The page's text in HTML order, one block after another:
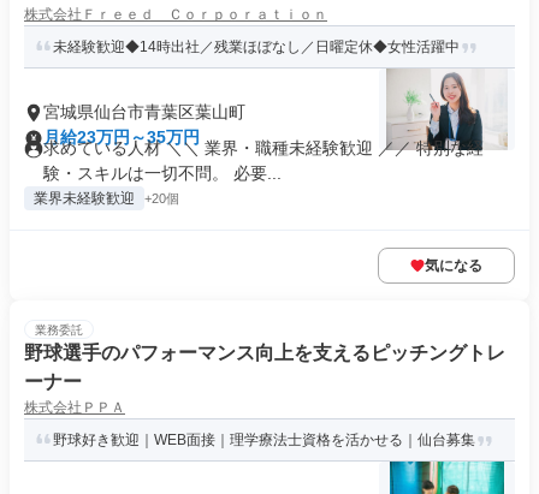
株式会社Ｆｒｅｅｄ Ｃｏｒｐｏｒａｔｉｏｎ
未経験歓迎◆14時出社／残業ほぼなし／日曜定休◆女性活躍中
宮城県仙台市青葉区葉山町
月給23万円～35万円
求めている人材 ＼＼ 業界・職種未経験歓迎 ／／ 特別な経
験・スキルは一切不問。 必要...
業界未経験歓迎 +20個
気になる
業務委託
野球選手のパフォーマンス向上を支えるピッチングトレ
ーナー
株式会社ＰＰＡ
野球好き歓迎｜WEB面接｜理学療法士資格を活かせる｜仙台募集